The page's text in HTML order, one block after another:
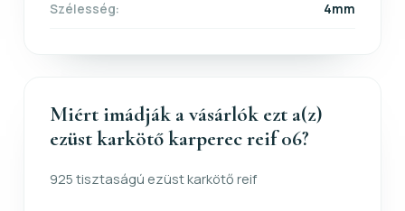
Szélesség: 4mm
Miért imádják a vásárlók ezt a(z)
ezüst karkötő karperec reif 06?
925 tisztaságú ezüst karkötő reif